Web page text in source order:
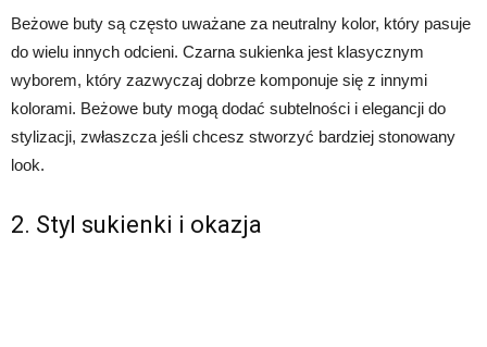
Beżowe buty są często uważane za neutralny kolor, który pasuje
do wielu innych odcieni. Czarna sukienka jest klasycznym
wyborem, który zazwyczaj dobrze komponuje się z innymi
kolorami. Beżowe buty mogą dodać subtelności i elegancji do
stylizacji, zwłaszcza jeśli chcesz stworzyć bardziej stonowany
look.
2. Styl sukienki i okazja